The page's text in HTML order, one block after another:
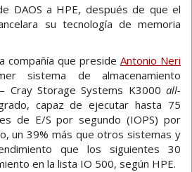
DAOS a HPE, después de que el
su tecnología de memoria
compañía que preside Antonio Neri
sistema de almacenamiento
Cray Storage Systems K3000 all-
capaz de ejecutar hasta 75
de E/S por segundo (IOPS) por
un 39% más que otros sistemas y
que los siguientes 30
en la lista IO 500, según HPE.